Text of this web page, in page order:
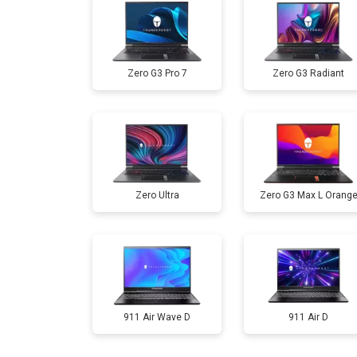
Замена жесткого диска HDD/SSD
Замена разъема HDMI
Замена тачпада
Замена клавиатуры
Замена аккумулятора
Замена материнской платы
Zero G3 Pro 7 Zero G3 Radiant
Zero Ultra Zero G3 Max L Orange
911 Air Wave D 911 Air D